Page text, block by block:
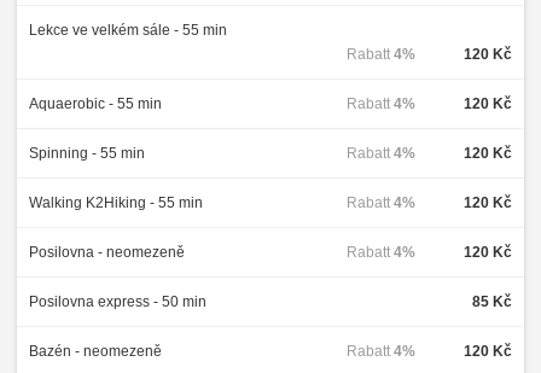
Lekce ve velkém sále - 55 min
120 Kč
Rabatt 4%
Aquaerobic - 55 min 120 Kč
Rabatt 4%
Spinning - 55 min 120 Kč
Rabatt 4%
Walking K2Hiking - 55 min 120 Kč
Rabatt 4%
Posilovna - neomezeně 120 Kč
Rabatt 4%
Posilovna express - 50 min 85 Kč
Bazén - neomezeně 120 Kč
Rabatt 4%